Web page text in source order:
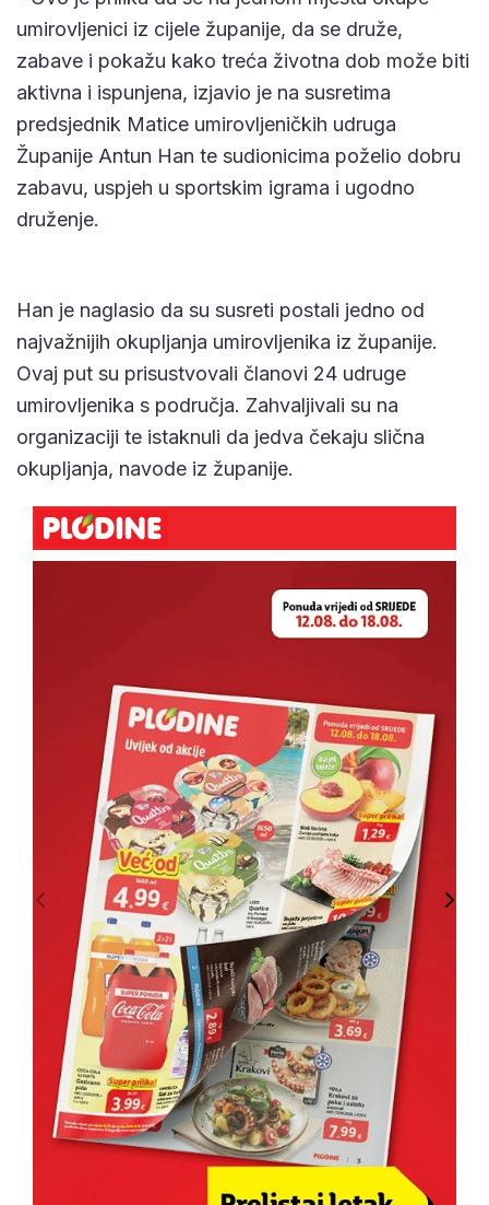
umirovljenici iz cijele županije, da se druže,
zabave i pokažu kako treća životna dob može biti
aktivna i ispunjena, izjavio je na susretima
predsjednik Matice umirovljeničkih udruga
Županije Antun Han te sudionicima poželio dobru
zabavu, uspjeh u sportskim igrama i ugodno
druženje.
Han je naglasio da su susreti postali jedno od
najvažnijih okupljanja umirovljenika iz županije.
Ovaj put su prisustvovali članovi 24 udruge
umirovljenika s područja. Zahvaljivali su na
organizaciji te istaknuli da jedva čekaju slična
okupljanja, navode iz županije.